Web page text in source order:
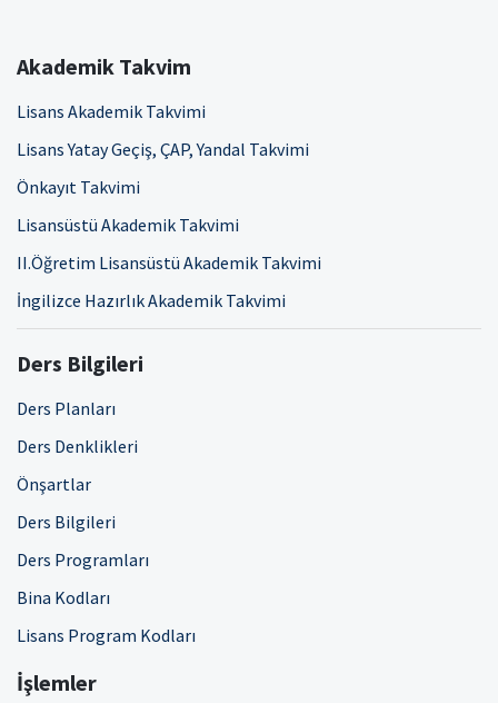
Akademik Takvim
Lisans Akademik Takvimi
Lisans Yatay Geçiş, ÇAP, Yandal Takvimi
Önkayıt Takvimi
Lisansüstü Akademik Takvimi
II.Öğretim Lisansüstü Akademik Takvimi
İngilizce Hazırlık Akademik Takvimi
Ders Bilgileri
Ders Planları
Ders Denklikleri
Önşartlar
Ders Bilgileri
Ders Programları
Bina Kodları
Lisans Program Kodları
İşlemler